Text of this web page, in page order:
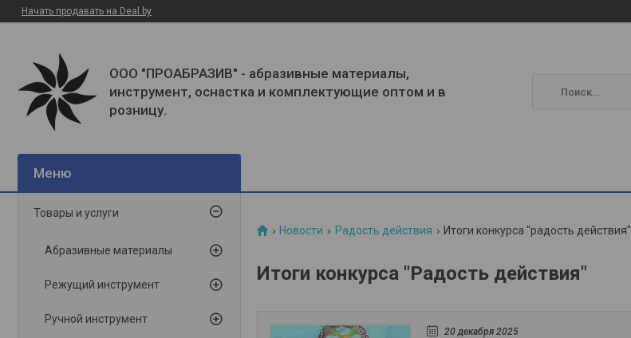
Начать продавать на Deal.by
ООО "ПРОАБРАЗИВ" - абразивные материалы,
инструмент, оснастка и комплектующие оптом и в
розницу.
Новости Радость действия Итоги конкурса "радость действия"
Итоги конкурса "Радость действия"
20 декабря 2025
Товары и услуги
Абразивные материалы
Режущий инструмент
Ручной инструмент